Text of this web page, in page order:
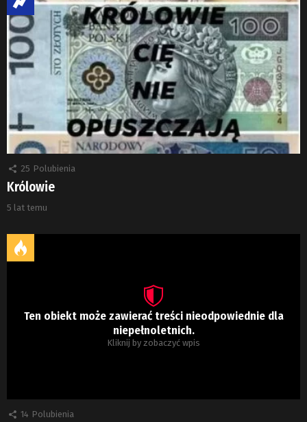
25 Polubienia
Królowie
5 lat temu
Ten obiekt może zawierać treści nieodpowiednie dla
niepełnoletnich.
Kliknij by zobaczyć wpis
14 Polubienia